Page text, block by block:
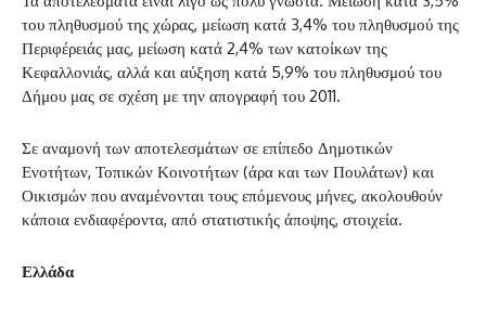
του πληθυσμού της χώρας, μείωση κατά 3,4% του πληθυσμού της
Περιφέρειάς μας, μείωση κατά 2,4% των κατοίκων της
Κεφαλλονιάς, αλλά και αύξηση κατά 5,9% του πληθυσμού του
Δήμου μας σε σχέση με την απογραφή του 2011.
Σε αναμονή των αποτελεσμάτων σε επίπεδο Δημοτικών
Ενοτήτων, Τοπικών Κοινοτήτων (άρα και των Πουλάτων) και
Οικισμών που αναμένονται τους επόμενους μήνες, ακολουθούν
κάποια ενδιαφέροντα, από στατιστικής άποψης, στοιχεία.
Ελλάδα